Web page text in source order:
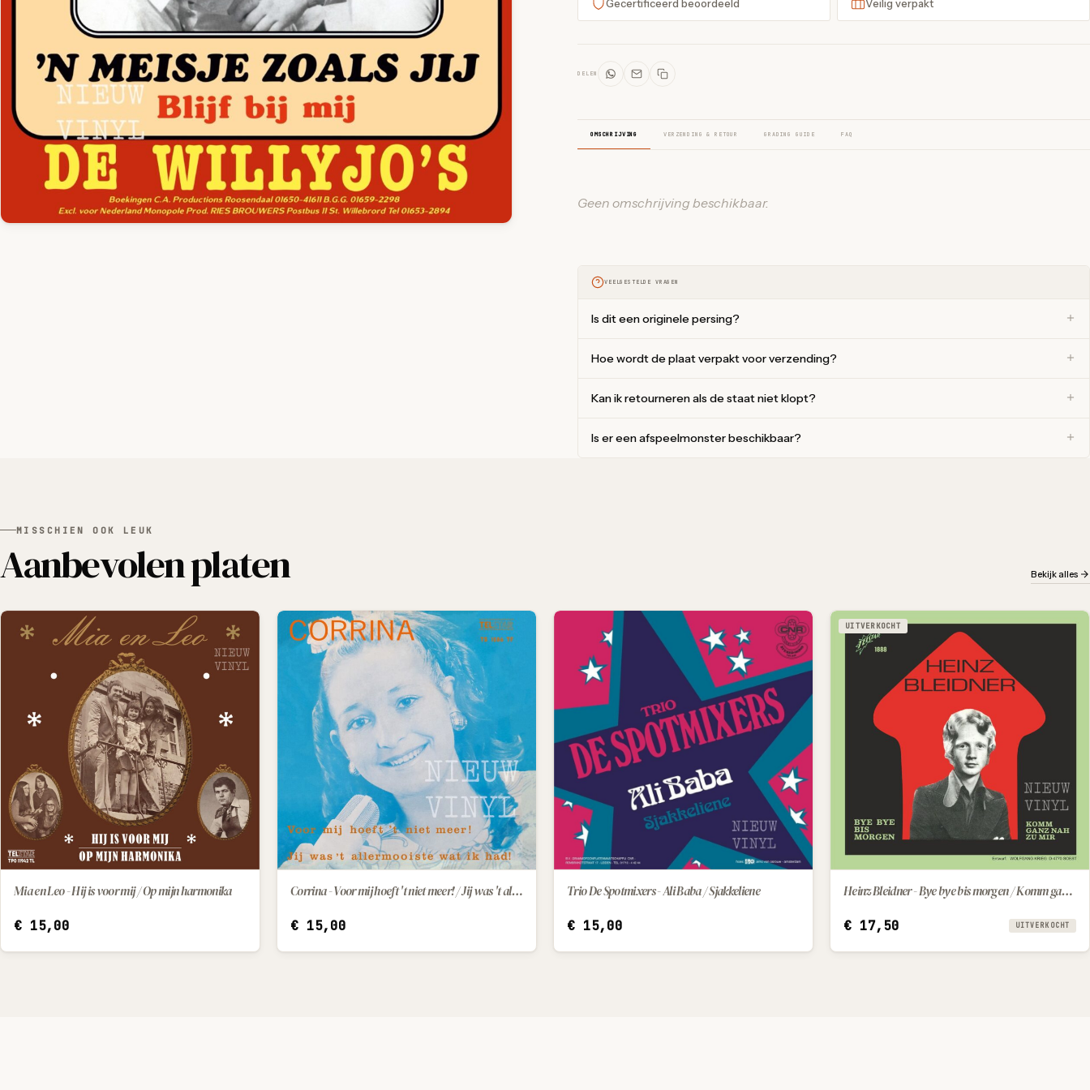
Gecertificeerd beoordeeld Veilig verpakt
DELEN
OMSCHRIJVING VERZENDING & RETOUR GRADING GUIDE FAQ
Geen omschrijving beschikbaar.
VEELGESTELDE VRAGEN
Is dit een originele persing?
Hoe wordt de plaat verpakt voor verzending?
Kan ik retourneren als de staat niet klopt?
Is er een afspeelmonster beschikbaar?
MISSCHIEN OOK LEUK
Aanbevolen platen Bekijk alles
IN WINKELWAGEN
Mia en Leo - Hij is voor mij / Op mijn harmonika
€15,00
IN WINKELWAGEN Corrina - Voor mij hoeft 't niet meer! / Jij was 't allermooiste wat ik had!
€15,00
IN WINKELWAGEN
Trio De Spotmixers - Ali Baba / Sjakkeliene
€15,00
UITVERKOCHT
Heinz Bleidner - Bye bye bis morgen / Komm ganz nah zu mir
€17,50 UITVERKOCHT